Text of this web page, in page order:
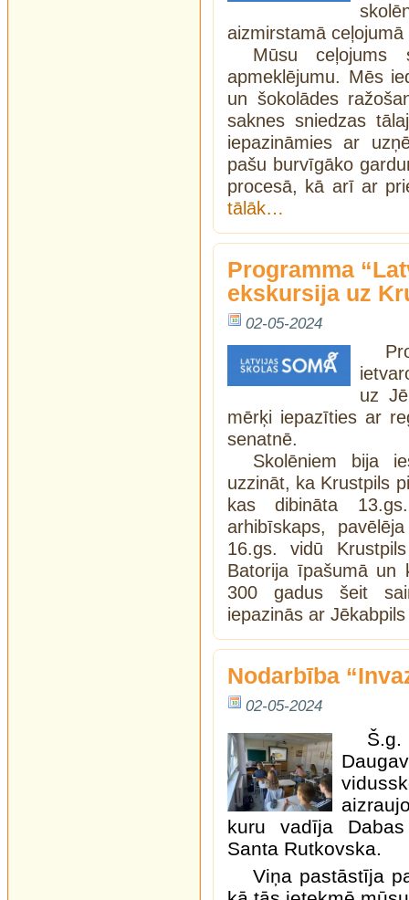
aizmirstamā
Mūsu ceļojums
apmeklējumu. Mēs
un šokolādes
saknes sniedzas
iepazināmies ar
pašu burvīgāko
procesā, kā arī ar
tālāk…
Programma
ekskursija uz
02-05-2024
uz
mērķi iepazīties ar
senatnē.
Skolēniem bija
uzzināt, ka Krustpils
kas dibināta
arhibīskaps,
16.gs. vidū
Batorija īpašumā un
300 gadus šeit
iepazinās ar
Nodarbība
02-05-2024
kuru vadīja
Santa Rutkovska.
Viņa pastāstīja